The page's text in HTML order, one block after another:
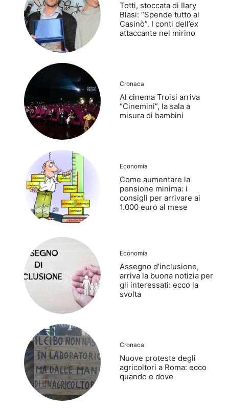
Totti, stoccata di Ilary
Blasi: “Spende tutto al
Casinò”. I conti dell’ex
attaccante nel mirino
Cronaca
Al cinema Troisi arriva
“Cinemini”, la sala a
misura di bambini
Economia
Come aumentare la
pensione minima: i
consigli per arrivare ai
1.000 euro al mese
Economia
Assegno d’inclusione,
arriva la buona notizia per
gli interessati: ecco la
svolta
Cronaca
Nuove proteste degli
agricoltori a Roma: ecco
quando e dove